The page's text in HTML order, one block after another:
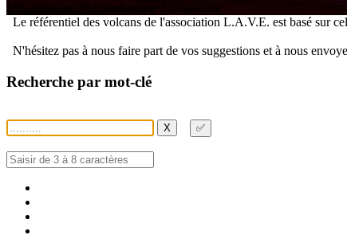
olcanologique
Le référentiel des volcans de l'association L.A.V.E. est basé sur
N'hésitez pas à nous faire part de vos suggestions et à nous
Recherche par mot-clé
X ✅